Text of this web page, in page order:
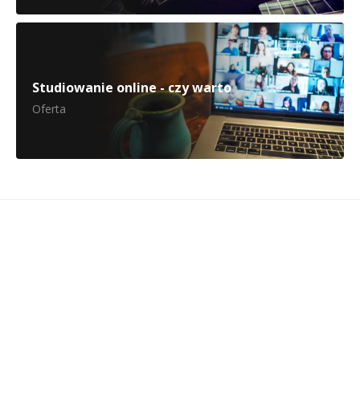
Studiowanie online - czy warto
Oferta